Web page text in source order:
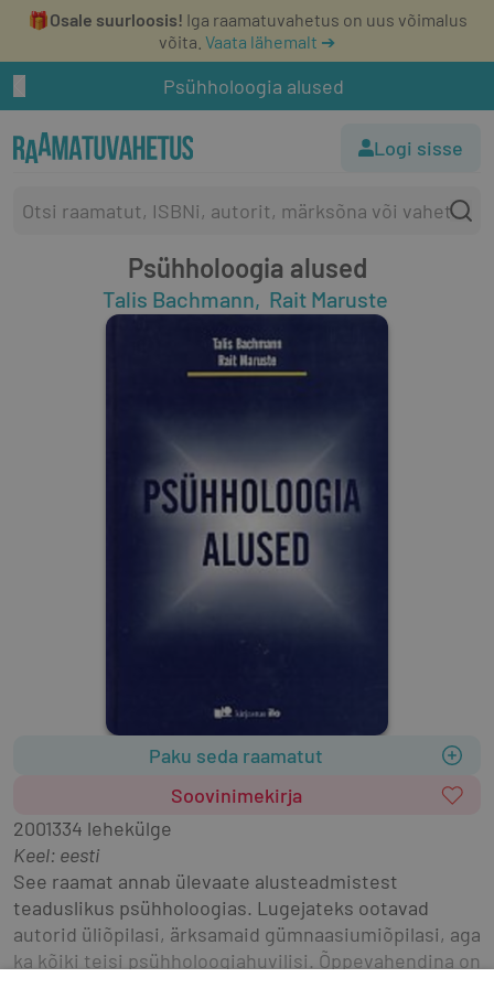
🎁Osale suurloosis! Iga raamatuvahetus on uus võimalus
võita. Vaata lähemalt ➔
Psühholoogia alused
Logi sisse
Psühholoogia alused
Talis Bachmann Rait Maruste
Paku seda raamatut
Soovinimekirja
2001334 lehekülge
Keel: eesti
See raamat annab ülevaate alusteadmistest
teaduslikus psühholoogias. Lugejateks ootavad
autorid üliõpilasi, ärksamaid gümnaasiumiõpilasi, aga
ka kõiki teisi psühholoogiahuvilisi. Õppevahendina on